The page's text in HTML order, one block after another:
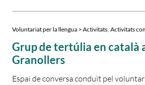
Voluntariat per la llengua > Activitats Activitats
Grup de tertúlia en català
Granollers
Espai de conversa conduït pel